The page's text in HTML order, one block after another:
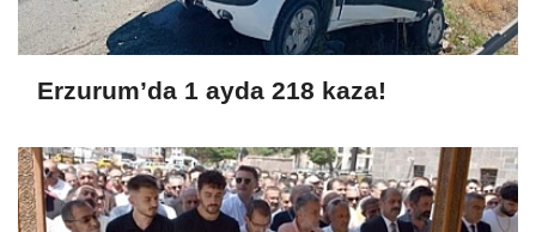
Erzurum’da 1 ayda 218 kaza!